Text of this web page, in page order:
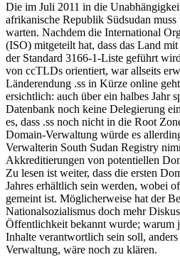
Die im Juli 2011 in die
afrikanische Republik Südsudan
warten. Nachdem die International
(ISO) mitgeteilt hat, dass das Land
der Standard 3166-1-Liste geführt
von ccTLDs orientiert, war allseits
Länderendung .ss in Kürze online
ersichtlich: auch über ein halbes Jahr
Datenbank noch keine Delegierung
es, dass .ss noch nicht in die Root
Domain-Verwaltung würde es
Verwalterin South Sudan Registry
Akkreditierungen von potentiellen
Zu lesen ist weiter, dass die ersten
Jahres erhältlich sein werden, wobei
gemeint ist. Möglicherweise hat der
Nationalsozialismus doch mehr
Öffentlichkeit bekannt wurde; warum
Inhalte verantwortlich sein soll,
Verwaltung, wäre noch zu klären.